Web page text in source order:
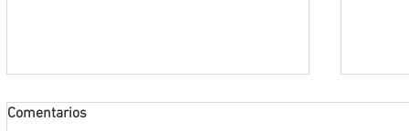
Comentarios